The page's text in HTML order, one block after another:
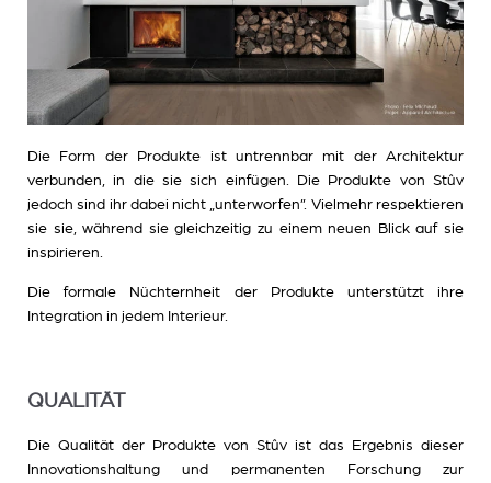
Die Form der Produkte ist untrennbar mit der Architektur
verbunden, in die sie sich einfügen. Die Produkte von Stûv
jedoch sind ihr dabei nicht „unterworfen”. Vielmehr respektieren
sie sie, während sie gleichzeitig zu einem neuen Blick auf sie
inspirieren.
Die formale Nüchternheit der Produkte unterstützt ihre
Integration in jedem Interieur.
QUALITÄT
Die Qualität der Produkte von Stûv ist das Ergebnis dieser
Innovationshaltung und permanenten Forschung zur